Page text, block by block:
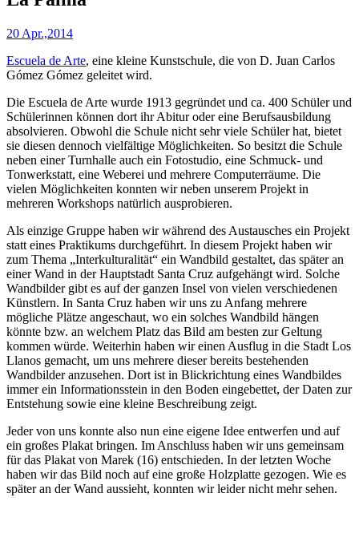
20 Apr.,2014
Escuela de Arte, eine kleine Kunstschule, die von D. Juan Carlos
Gómez Gómez geleitet wird.
Die Escuela de Arte wurde 1913 gegründet und ca. 400 Schüler und
Schülerinnen können dort ihr Abitur oder eine Berufsausbildung
absolvieren. Obwohl die Schule nicht sehr viele Schüler hat, bietet
sie diesen dennoch vielfältige Möglichkeiten. So besitzt die Schule
neben einer Turnhalle auch ein Fotostudio, eine Schmuck- und
Tonwerkstatt, eine Weberei und mehrere Computerräume. Die
vielen Möglichkeiten konnten wir neben unserem Projekt in
mehreren Workshops natürlich ausprobieren.
Als einzige Gruppe haben wir während des Austausches ein Projekt
statt eines Praktikums durchgeführt. In diesem Projekt haben wir
zum Thema „Interkulturalität“ ein Wandbild gestaltet, das später an
einer Wand in der Hauptstadt Santa Cruz aufgehängt wird. Solche
Wandbilder gibt es auf der ganzen Insel von vielen verschiedenen
Künstlern. In Santa Cruz haben wir uns zu Anfang mehrere
mögliche Plätze angeschaut, wo ein solches Wandbild hängen
könnte bzw. an welchem Platz das Bild am besten zur Geltung
kommen würde. Weiterhin haben wir einen Ausflug in die Stadt Los
Llanos gemacht, um uns mehrere dieser bereits bestehenden
Wandbilder anzusehen. Dort ist in Blickrichtung eines Wandbildes
immer ein Informationsstein in den Boden eingebettet, der Daten zur
Entstehung sowie eine kleine Beschreibung zeigt.
Jeder von uns konnte also nun eine eigene Idee entwerfen und auf
ein großes Plakat bringen. Im Anschluss haben wir uns gemeinsam
für das Plakat von Marek (16) entschieden. In der letzten Woche
haben wir das Bild noch auf eine große Holzplatte gezogen. Wie es
später an der Wand aussieht, konnten wir leider nicht mehr sehen.